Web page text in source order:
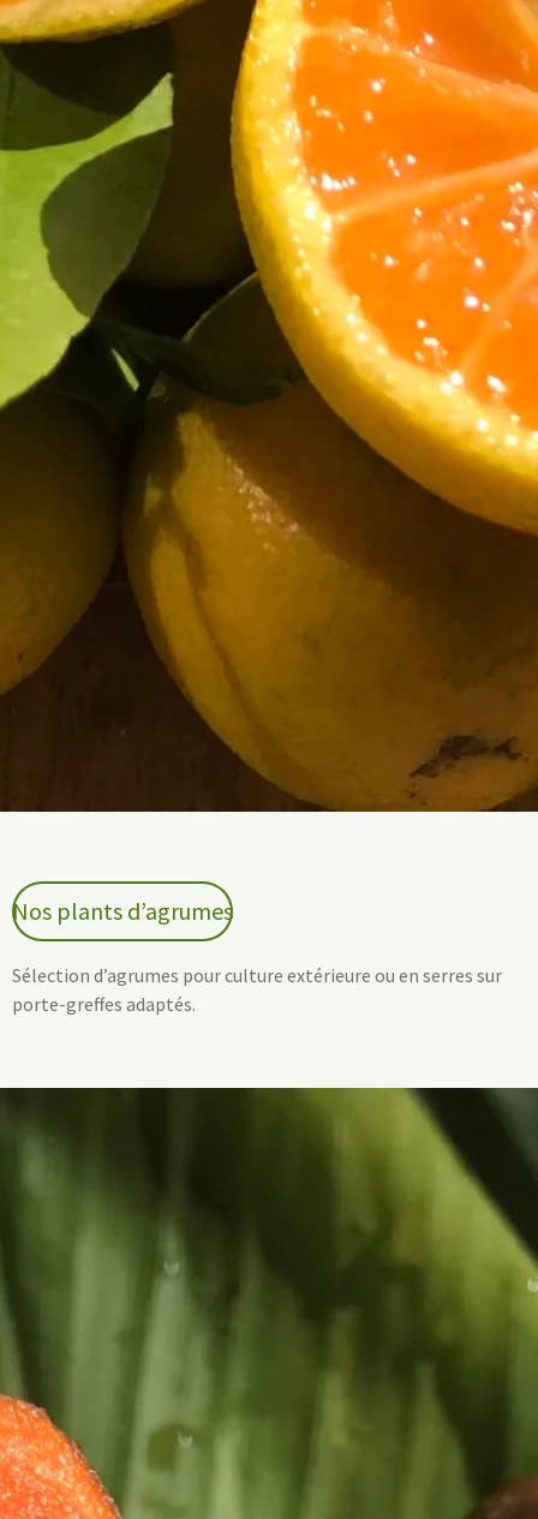
Nos plants d’agrumes
Sélection d’agrumes pour culture extérieure ou en serres sur
porte-greffes adaptés.